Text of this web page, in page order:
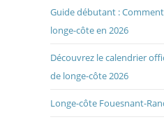
Guide débutant :
longe-côte en 2026
Découvrez le calendrier
de longe-côte 2026
Longe-côte Fouesnant-